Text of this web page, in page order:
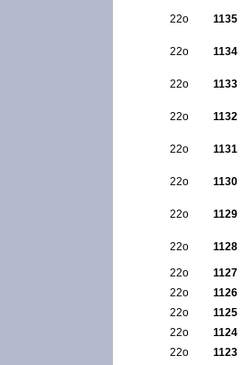
22ο 1135
22ο 1134
22ο 1133
22ο 1132
22ο 1131
22ο 1130
22ο 1129
22ο 1128
22ο
1127
22ο
1126
22ο
1125
22ο
1124
22ο
1123